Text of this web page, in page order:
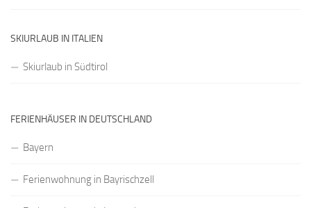
SKIURLAUB IN ITALIEN
Skiurlaub in Südtirol
FERIENHÄUSER IN DEUTSCHLAND
Bayern
Ferienwohnung in Bayrischzell